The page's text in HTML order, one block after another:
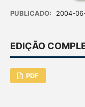
PUBLICADO: 2004-
EDIÇÃO
PDF